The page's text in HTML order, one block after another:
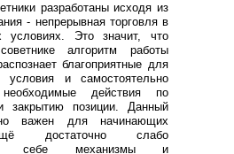
разработаны исходя из
- непрерывная торговля в
условиях. Это значит, что
алгоритм работы
благоприятные для
условия и самостоятельно
действия по
закрытию позиции. Данный
важен для начинающих
достаточно слабо
себе механизмы и